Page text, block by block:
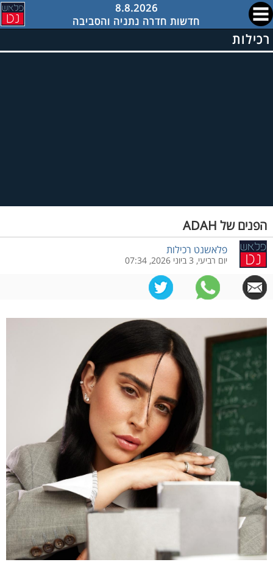
8.8.2026
חדשות חדרה נתניה והסביבה
רכילות
הפנים של ADAH
פלאשנט רכילות
יום רביעי, 3 ביוני 2026, 07:34